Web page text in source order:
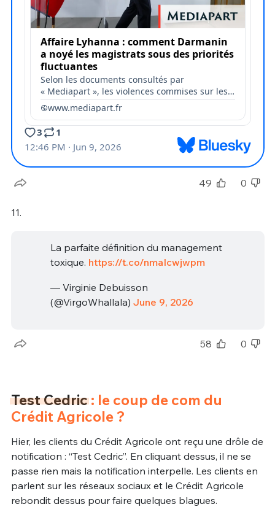
49 0
11.
La parfaite définition du management
toxique. https://t.co/nmaIcwjwpm
— Virginie Debuisson
(@VirgoWhallala) June 9, 2026
58 0
Test Cedric: le coup de com du
Crédit Agricole ?
Hier, les clients du Crédit Agricole ont reçu une drôle de
notification : “Test Cedric”. En cliquant dessus, il ne se
passe rien mais la notification interpelle. Les clients en
parlent sur les réseaux sociaux et le Crédit Agricole
rebondit dessus pour faire quelques blagues.